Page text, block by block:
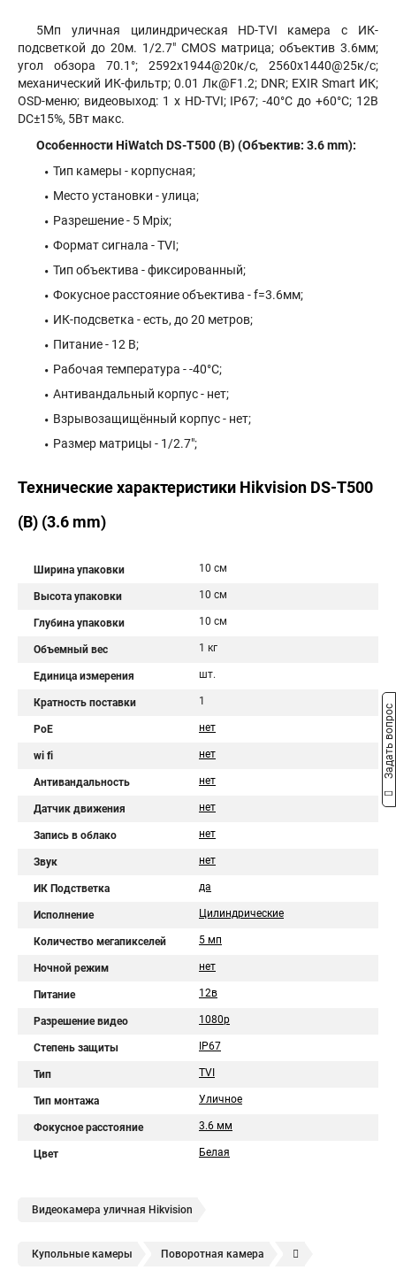
5Мп уличная цилиндрическая HD-TVI камера с ИК-
подсветкой до 20м. 1/2.7" CMOS матрица; объектив 3.6мм;
угол обзора 70.1°; 2592x1944@20к/с, 2560x1440@25к/с;
механический ИК-фильтр; 0.01 Лк@F1.2; DNR; EXIR Smart ИК;
OSD-меню; видеовыход: 1 х HD-TVI; IP67; -40°С до +60°С; 12В
DC±15%, 5Вт макс.
Особенности HiWatch DS-T500 (B) (Объектив: 3.6 mm):
Тип камеры - корпусная;
Место установки - улица;
Разрешение - 5 Mpix;
Формат сигнала - TVI;
Тип объектива - фиксированный;
Фокусное расстояние объектива - f=3.6мм;
ИК-подсветка - есть, до 20 метров;
Питание - 12 В;
Рабочая температура - -40°С;
Антивандальный корпус - нет;
Взрывозащищённый корпус - нет;
Размер матрицы - 1/2.7";
Технические характеристики Hikvision DS-T500
(B) (3.6 mm)
Ширина упаковки 10 см
Высота упаковки 10 см
Глубина упаковки 10 см
Объемный вес 1 кг
Единица измерения шт.
Кратность поставки 1
PoE нет
wi fi нет
Антивандальность нет
Датчик движения нет
Запись в облако нет
Звук нет
ИК Подстветка да
Исполнение Цилиндрические
Количество мегапикселей 5 мп
Ночной режим нет
Питание 12в
Разрешение видео 1080p
Степень защиты IP67
Тип TVI
Тип монтажа Уличное
Фокусное расстояние 3.6 мм
Цвет Белая
Видеокамера уличная Hikvision
Купольные камеры Поворотная камера
Задать вопрос